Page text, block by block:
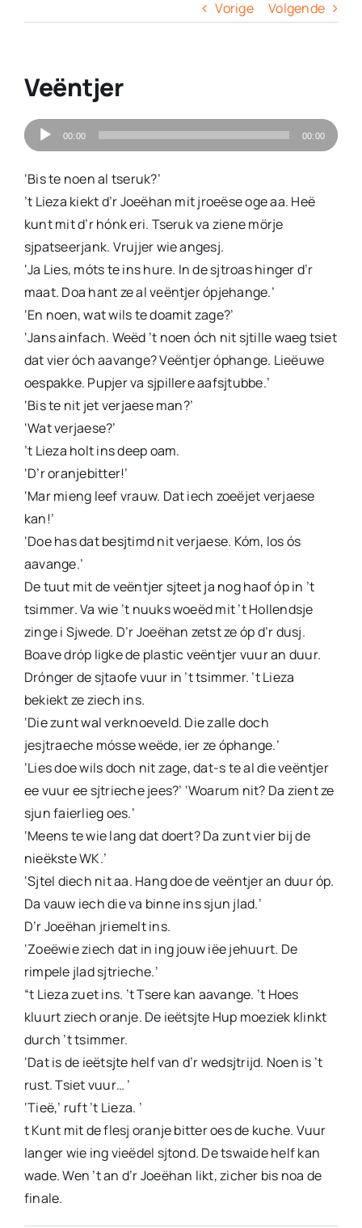
Vorige Volgende
Veëntjer
Audiospeler
00:00 00:00
‘Bis te noen al tseruk?’
’t Lieza kiekt d’r Joeëhan mit jroeëse oge aa. Heë
kunt mit d’r hónk eri. Tseruk va ziene mörje
sjpatseerjank. Vrujjer wie angesj.
‘Ja Lies, móts te ins hure. In de sjtroas hinger d’r
maat. Doa hant ze al veëntjer ópjehange.’
‘En noen, wat wils te doamit zage?’
‘Jans ainfach. Weëd ’t noen óch nit sjtille waeg tsiet
dat vier óch aavange? Veëntjer óphange. Lieëuwe
oespakke. Pupjer va sjpillere aafsjtubbe.’
‘Bis te nit jet verjaese man?’
‘Wat verjaese?’
’t Lieza holt ins deep oam.
‘D’r oranjebitter!’
‘Mar mieng leef vrauw. Dat iech zoeëjet verjaese
kan!’
‘Doe has dat besjtimd nit verjaese. Kóm, los ós
aavange.’
De tuut mit de veëntjer sjteet ja nog haof óp in ’t
tsimmer. Va wie ’t nuuks woeëd mit ’t Hollendsje
zinge i Sjwede. D’r Joeëhan zetst ze óp d’r dusj.
Boave dróp ligke de plastic veëntjer vuur an duur.
Drónger de sjtaofe vuur in ’t tsimmer. ’t Lieza
bekiekt ze ziech ins.
‘Die zunt wal verknoeveld. Die zalle doch
jesjtraeche mósse weëde, ier ze óphange.’
‘Lies doe wils doch nit zage, dat-s te al die veëntjer
ee vuur ee sjtrieche jees?’ ‘Woarum nit? Da zient ze
sjun faierlieg oes.’
‘Meens te wie lang dat doert? Da zunt vier bij de
nieëkste WK.’
‘Sjtel diech nit aa. Hang doe de veëntjer an duur óp.
Da vauw iech die va binne ins sjun jlad.’
D’r Joeëhan jriemelt ins.
‘Zoeëwie ziech dat in ing jouw iëe jehuurt. De
rimpele jlad sjtrieche.’
“t Lieza zuet ins. ’t Tsere kan aavange. ’t Hoes
kluurt ziech oranje. De ieëtsjte Hup moeziek klinkt
durch ’t tsimmer.
‘Dat is de ieëtsjte helf van d’r wedsjtrijd. Noen is ’t
rust. Tsiet vuur… ’
‘Tieë,’ ruft ’t Lieza. ’
t Kunt mit de flesj oranje bitter oes de kuche. Vuur
langer wie ing vieëdel sjtond. De tswaide helf kan
wade. Wen ’t an d’r Joeëhan likt, zicher bis noa de
finale.